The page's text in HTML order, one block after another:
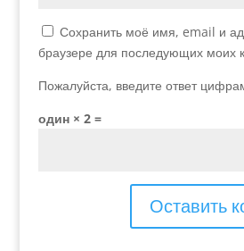
Сохранить моё имя, email и
браузере для последующих моих
Пожалуйста, введите ответ
один × 2 =